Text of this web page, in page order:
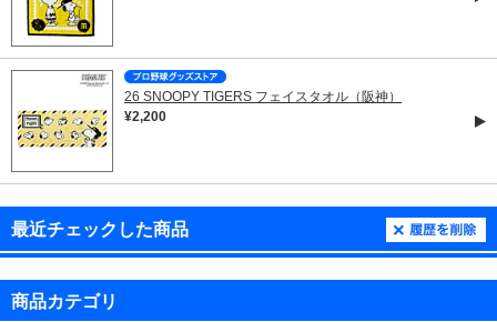
26 SNOOPY TIGERS フェイスタオル（阪神）
¥2,200
最近チェックした商品
商品カテゴリ